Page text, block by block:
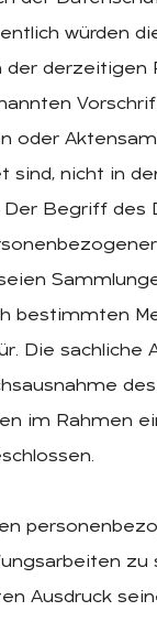
würden
derzeitigen
oder
sind, nicht in
Der Begriff des
bestimmten
Die sachliche
des
im Rahmen
zu
Ausdruck